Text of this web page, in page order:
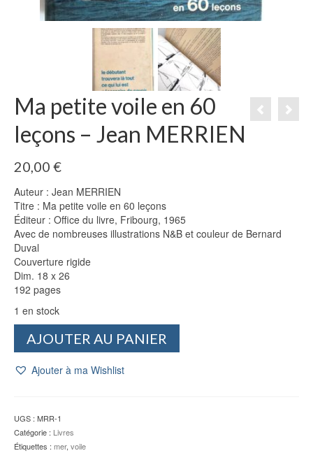
Ma petite voile en 60
leçons – Jean MERRIEN
20,00 €
Auteur : Jean MERRIEN
Titre : Ma petite voile en 60 leçons
Éditeur : Office du livre, Fribourg, 1965
Avec de nombreuses illustrations N&B et couleur de Bernard
Duval
Couverture rigide
Dim. 18 x 26
192 pages
1 en stock
petite
60
leçons
-
AJOUTER AU PANIER
Ajouter à ma Wishlist
UGS : MRR-1
Catégorie : Livres
Étiquettes : mer, voile